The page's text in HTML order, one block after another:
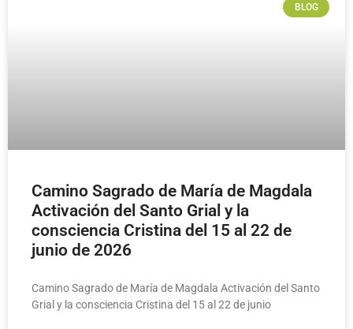
BLOG
Camino Sagrado de María de Magdala
Activación del Santo Grial y la
consciencia Cristina del 15 al 22 de
junio de 2026
Camino Sagrado de María de Magdala Activación del Santo
Grial y la consciencia Cristina del 15 al 22 de junio